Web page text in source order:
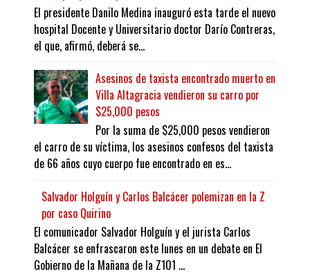
El presidente Danilo Medina inauguró esta tarde el nuevo
hospital Docente y Universitario doctor Darío Contreras,
el que, afirmó, deberá se...
Asesinos de taxista encontrado muerto en
Villa Altagracia vendieron su carro por
$25,000 pesos
Por la suma de $25,000 pesos vendieron
el carro de su víctima, los asesinos confesos del taxista
de 66 años cuyo cuerpo fue encontrado en es...
Salvador Holguín y Carlos Balcácer polemizan en la Z
por caso Quirino
El comunicador Salvador Holguín y el jurista Carlos
Balcácer se enfrascaron este lunes en un debate en El
Gobierno de la Mañana de la Z101 ...